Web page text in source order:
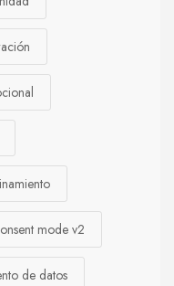
mode v2
de datos